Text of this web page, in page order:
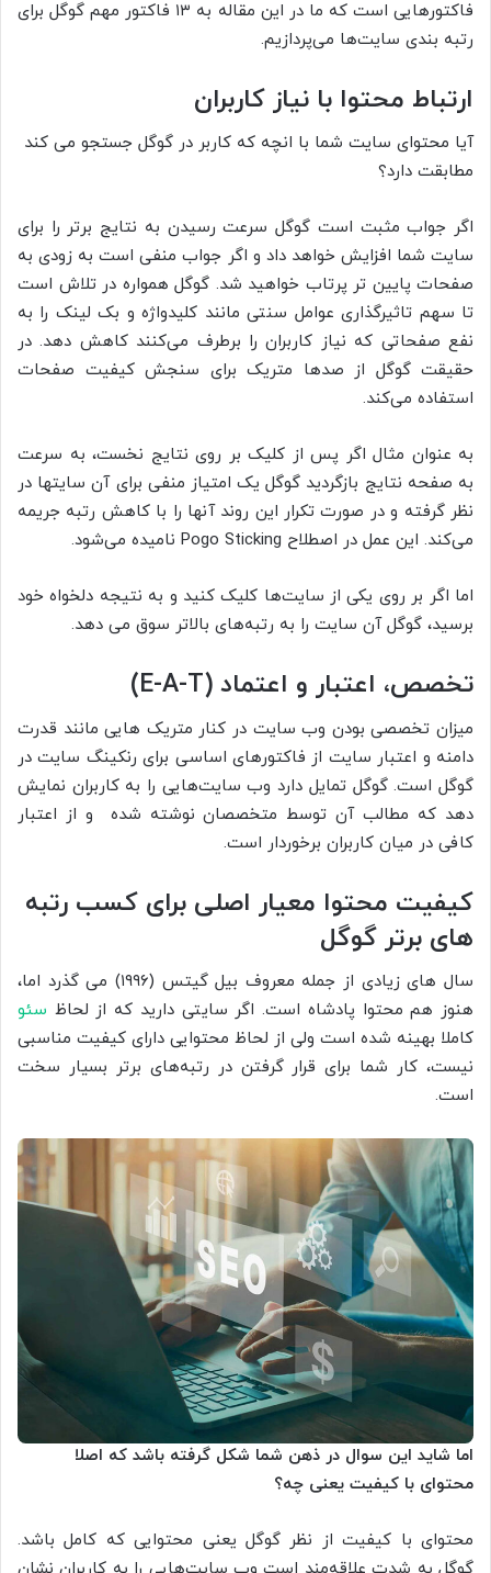
فاکتورهایی است که ما در این مقاله به ۱۳ فاکتور مهم گوگل برای
رتبه بندی سایت‌‌‌‌ها می‌‌پردازیم.
ارتباط محتوا با نیاز کاربران
آیا محتوای سایت شما با انچه که کاربر در گوگل جستجو می کند
مطابقت دارد؟
اگر جواب مثبت است گوگل سرعت رسیدن به نتایج برتر را برای
سایت شما افزایش خواهد داد و اگر جواب منفی است به زودی به
صفحات پایین تر پرتاب خواهید شد. گوگل همواره در تلاش است
تا سهم تاثیرگذاری عوامل سنتی مانند کلیدواژه و بک لینک را به
نفع صفحاتی که نیاز کاربران را برطرف می­‌‌‌کنند کاهش دهد. در
حقیقت گوگل از صدها متریک برای سنجش کیفیت صفحات
استفاده می­‌‌‌کند.
به عنوان مثال اگر پس از کلیک بر روی نتایج نخست، به سرعت
به صفحه نتایج بازگردید گوگل یک امتیاز منفی برای آن سایت­ها در
نظر گرفته و در صورت تکرار این روند آن­ها را با کاهش رتبه جریمه
می­‌‌‌‌کند. این عمل در اصطلاح Pogo Sticking نامیده می­‌‌‌‌‌شود.
اما اگر بر روی یکی از سایت­‌‌‌ها کلیک کنید و به نتیجه دلخواه خود
برسید، گوگل آن سایت را به رتبه­­‌‌‌های بالاتر سوق می دهد.
تخصص، اعتبار و اعتماد (E-A-T)
میزان تخصصی بودن وب سایت در کنار متریک هایی مانند قدرت
دامنه و اعتبار سایت از فاکتورهای اساسی برای رنکینگ سایت در
گوگل است. گوگل تمایل دارد وب سایت‌هایی را به کاربران نمایش
دهد که مطالب آن توسط متخصصان نوشته شده و از اعتبار
کافی در میان کاربران برخوردار است.
کیفیت محتوا معیار اصلی برای کسب رتبه
های برتر گوگل
سال های زیادی از جمله معروف بیل گیتس (۱۹۹۶) می گذرد اما،
هنوز هم محتوا پادشاه است. اگر سایتی دارید که از لحاظ سئو
کاملا بهینه شده است ولی از لحاظ محتوایی دارای کیفیت مناسبی
نیست، کار شما برای قرار گرفتن در رتبه‌های برتر بسیار سخت
است.
اما شاید این سوال در ذهن شما شکل گرفته باشد که اصلا
محتوای با کیفیت یعنی چه؟
محتوای با کیفیت از نظر گوگل یعنی محتوایی که کامل باشد.